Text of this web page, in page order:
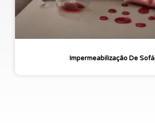
Impermeabilização De Sofá